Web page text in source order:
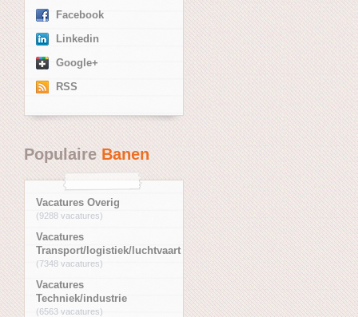
Facebook
Linkedin
Google+
RSS
PopulaireBanen
Vacatures Overig
(9288 vacatures)
Vacatures
Transport/logistiek/luchtvaart
(7348 vacatures)
Vacatures
Techniek/industrie
(6563 vacatures)